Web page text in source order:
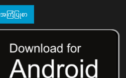
အကြံပြုစာ